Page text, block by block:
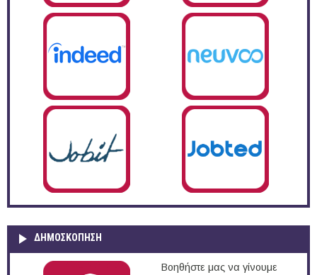
ΔΗΜΟΣΚΌΠΗΣΗ
Βοηθήστε μας να γίνουμε